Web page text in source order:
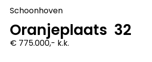
Schoonhoven
Oranjeplaats 32
€ 775.000,- k.k.